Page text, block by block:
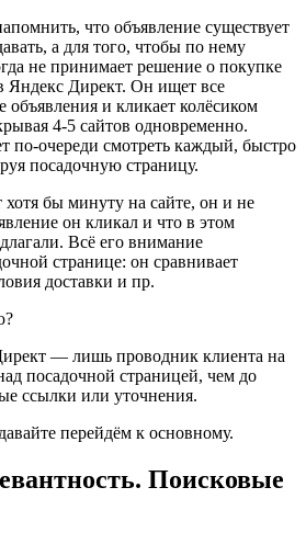
что объявление существует
а для того, чтобы по нему
не принимает решение о покупке
Яндекс Директ. Он ищет все
объявления и кликает колёсиком
4-5 сайтов одновременно.
по-очереди смотреть каждый, быстро
посадочную страницу.
хотя бы минуту на сайте, он и не
он кликал и что в этом
Всё его внимание
странице: он сравнивает
доставки и пр.
— лишь проводник клиента на
посадочной страницей, чем до
ссылки или уточнения.
перейдём к основному.
Поисковые